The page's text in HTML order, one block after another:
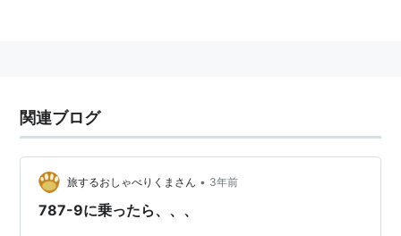
関連ブログ
旅するおしゃべりくまさん • 3年前
787-9に乗ったら、、、